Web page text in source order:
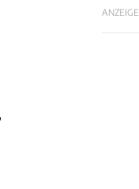
ANZEIGE